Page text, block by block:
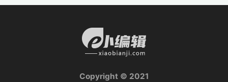
Copyright © 2021